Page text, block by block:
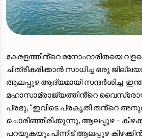
കേരളത്തിൻ്റെ മനോഹാരിതയെ
ചിത്രീകരിക്കാൻ സാധിച്ച ഒരു
ആലപ്പുഴ ആദ്യമായി സന്ദർശിച്ച
മഹാസാമ്രാജ്യത്തിൻ്റെ
പ്രഭു, “ഇവിടെ പ്രകൃതി തൻ്റെ
ചൊരിഞ്ഞിരിക്കുന്നു, ആലപ്പുഴ –
പറയുകയും പിന്നീട് ആലപ്പുഴ